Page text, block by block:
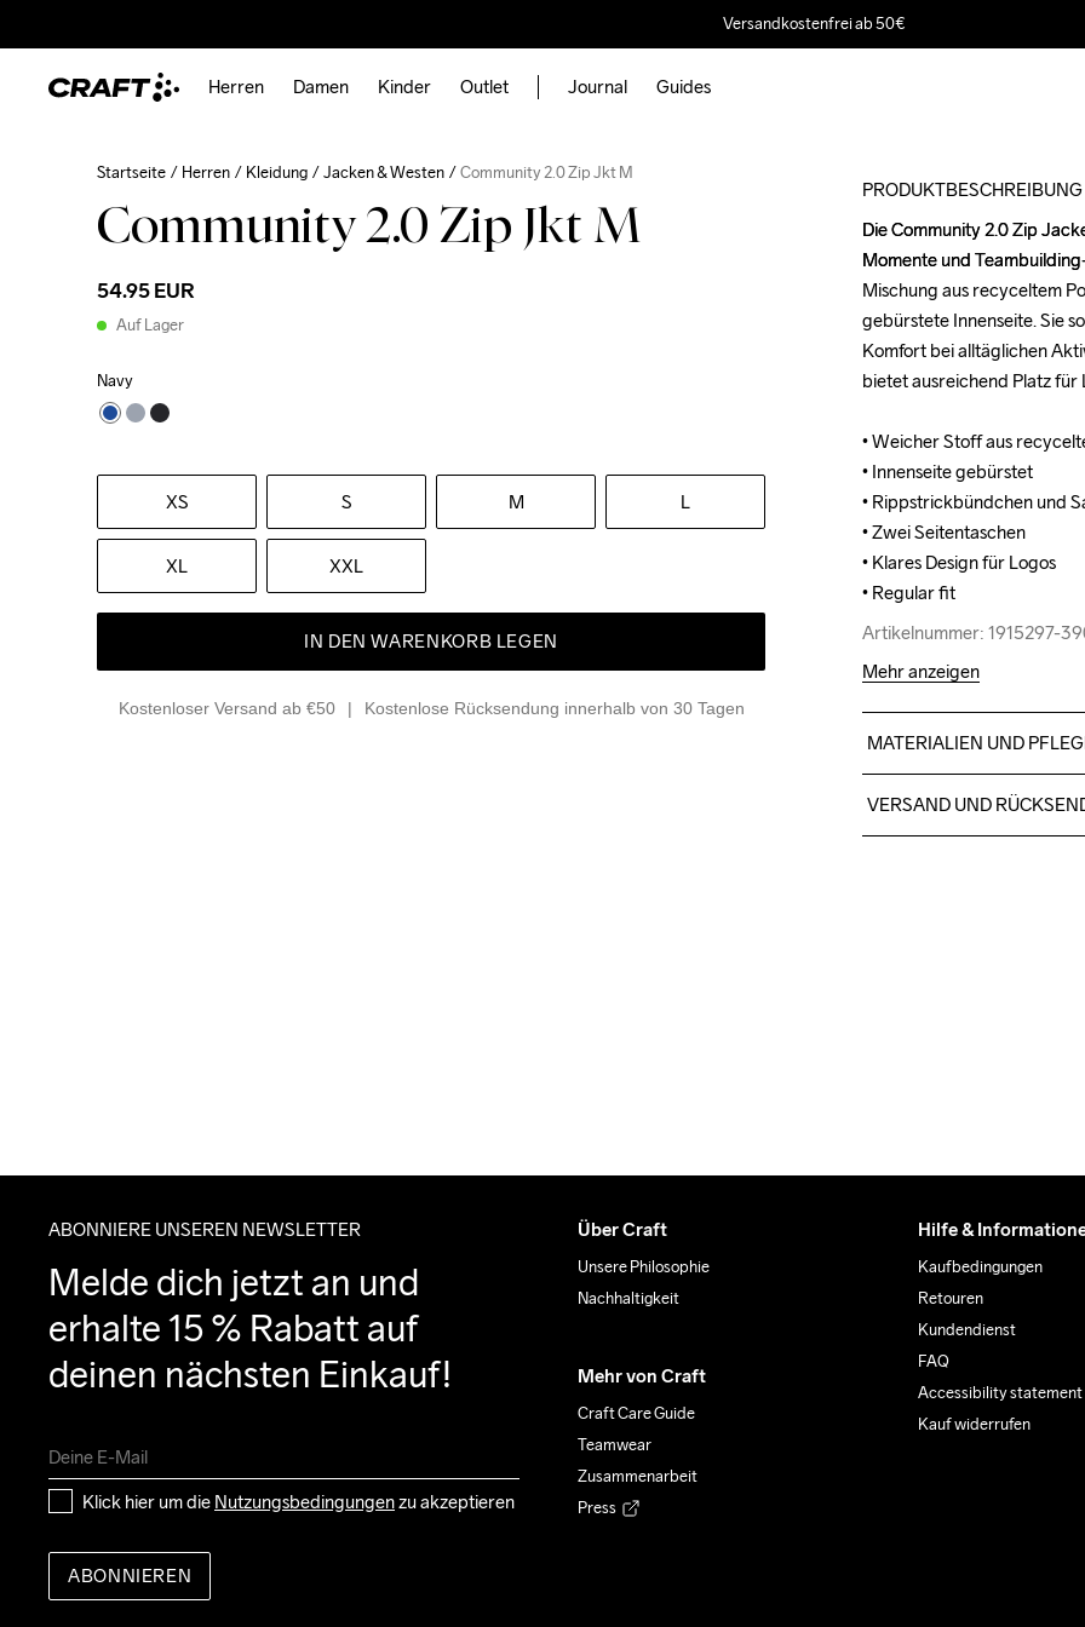
Versandkostenfrei ab 50€
Herren Damen Kinder Outlet Journal Guides
Startseite Herren Kleidung Jacken & Westen Community 2.0 Zip Jkt M
Community 2.0 Zip Jkt M
54.95 EUR
Auf Lager
Navy
XS S M L
XL XXL
IN DEN WARENKORB LEGEN
Kostenloser Versand ab €50 Kostenlose Rücksendung innerhalb von 30 Tagen
PRODUKTBESCHREIBUNG
Die Community 2.0 Zip
Momente und
Mischung aus recyceltem
gebürstete Innenseite. Sie
Komfort bei alltäglichen
bietet ausreichend Platz für
• Weicher Stoff aus
• Innenseite gebürstet
• Rippstrickbündchen und
• Zwei Seitentaschen
• Klares Design für Logos
• Regular fit
Artikelnummer: 1915297-
Die Community 2.0 Zip
Momente und
Mischung aus recyceltem
gebürstete Innenseite. Sie
Komfort bei alltäglichen
bietet ausreichend Platz für
• Weicher Stoff aus
• Innenseite gebürstet
• Rippstrickbündchen und
• Zwei Seitentaschen
• Klares Design für Logos
• Regular fit
Artikelnummer: 1915297-
Mehr anzeigen
MATERIALIEN UND
Einfarbig: 60% Bio-
Melange colors: 63% Bio-
VERSAND UND
ABONNIERE UNSEREN NEWSLETTER
Melde dich jetzt an und
erhalte 15 % Rabatt auf
deinen nächsten Einkauf!
Klick hier um die Nutzungsbedingungen zu akzeptieren
ABONNIEREN
Über Craft
Unsere Philosophie
Nachhaltigkeit
Mehr von Craft
Craft Care Guide
Teamwear
Zusammenarbeit
Press
Hilfe &
Kaufbedingungen
Retouren
Kundendienst
FAQ
Accessibility statement
Kauf widerrufen